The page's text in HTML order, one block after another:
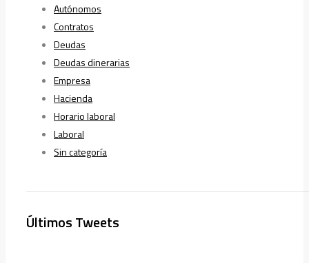
Autónomos
Contratos
Deudas
Deudas dinerarias
Empresa
Hacienda
Horario laboral
Laboral
Sin categoría
Últimos Tweets